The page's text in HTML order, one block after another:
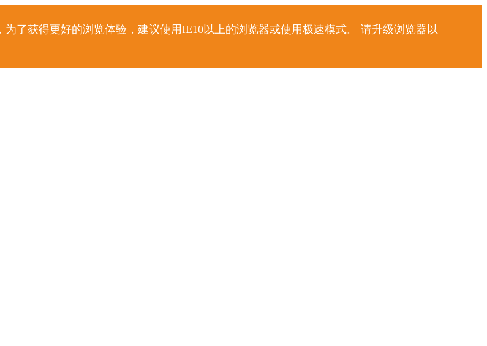
了获得更好的浏览体验，建议使用IE10以上的浏览器或使用极速模式。 请升级浏览器以